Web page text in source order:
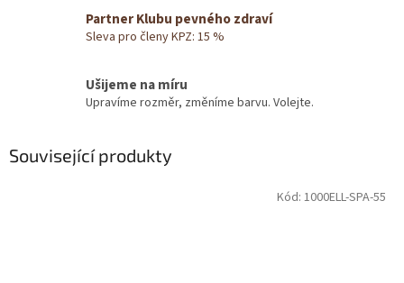
Partner Klubu pevného zdraví
Sleva pro členy KPZ: 15 %
Ušijeme na míru
Upravíme rozměr, změníme barvu. Volejte.
Související produkty
Kód: 1000ELL-SPA-55